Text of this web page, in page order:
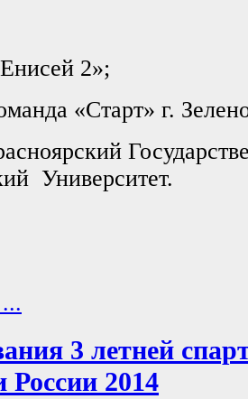
2»;
«Старт» г.
Университет.
3 летней
России 2014